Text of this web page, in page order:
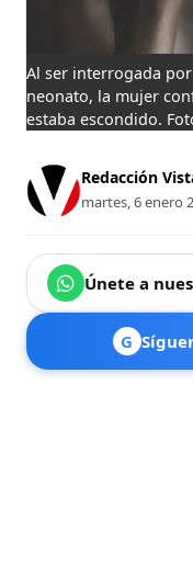
Al ser interrogada
neonato, la mujer
estaba escondido.
Redacción
martes, 6 enero
Únete a
G